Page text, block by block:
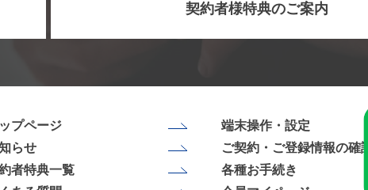
契約者様特典のご案内
ップページ
端末操作・設定
らせ
ご契約・ご登録情報の確認
者特典一覧
各種お手続き